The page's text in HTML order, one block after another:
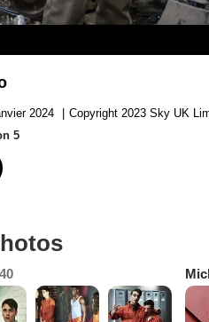
2024
Copyright 2023 Sky UK
5